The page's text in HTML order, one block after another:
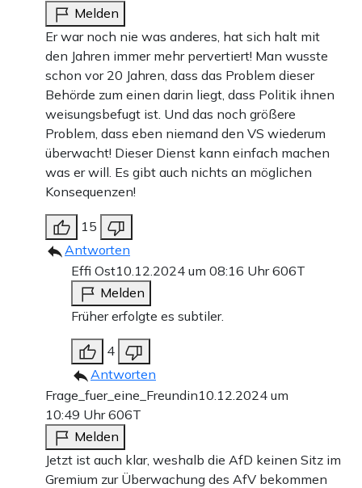
Melden
Er war noch nie was anderes, hat sich halt mit
den Jahren immer mehr pervertiert! Man wusste
schon vor 20 Jahren, dass das Problem dieser
Behörde zum einen darin liegt, dass Politik ihnen
weisungsbefugt ist. Und das noch größere
Problem, dass eben niemand den VS wiederum
überwacht! Dieser Dienst kann einfach machen
was er will. Es gibt auch nichts an möglichen
Konsequenzen!
15
Antworten
Effi Ost10.12.2024 um 08:16 Uhr606T
Melden
Früher erfolgte es subtiler.
4
Antworten
Frage_fuer_eine_Freundin10.12.2024 um
10:49 Uhr606T
Melden
Jetzt ist auch klar, weshalb die AfD keinen Sitz im
Gremium zur Überwachung des AfV bekommen